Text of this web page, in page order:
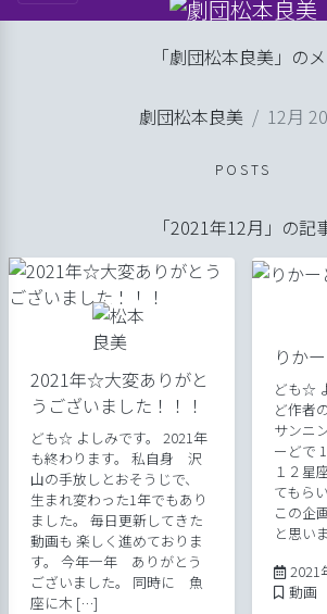
劇団松本良美 12月
「劇団松本良美」のメ
劇団日記
POSTS
「2021年12月」の記
2021年☆大変ありがと
うございました！！！
ども☆ よしみです。 2021年
も終わります。 私自身 沢
山の手放しとおそうじで、
生まれ変わった1年でもあり
ました。 毎日更新してきた
動画も 楽しく進めておりま
す。 今年一年 ありがとう
ございました。 同時に 魚
座に木 […]
りか
ども☆
ど作者
サンニ
ーどで
１２星
てもら
この企
と思い
2021
動画